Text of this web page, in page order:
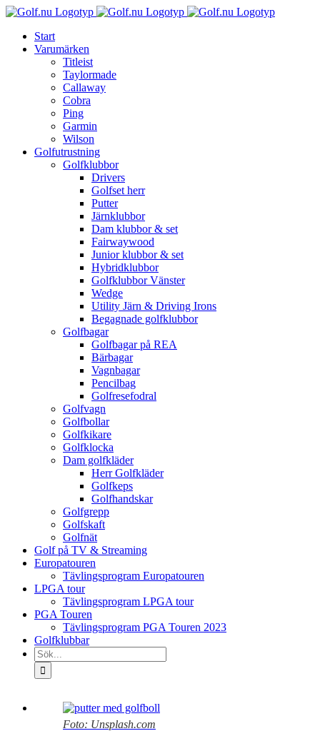
Fortsätt
innehållet
Start
Varumärken
Titleist
Taylormade
Callaway
Cobra
Ping
Garmin
Wilson
Golfutrustning
Golfklubbor
Drivers
Golfset herr
Putter
Järnklubbor
Dam klubbor & set
Fairwaywood
Junior klubbor & set
Hybridklubbor
Golfklubbor Vänster
Wedge
Utility Järn & Driving Irons
Begagnade golfklubbor
Golfbagar
Golfbagar på REA
Bärbagar
Vagnbagar
Pencilbag
Golfresefodral
Golfvagn
Golfbollar
Golfkikare
Golfklocka
Dam golfkläder
Herr Golfkläder
Golfkeps
Golfhandskar
Golfgrepp
Golfskaft
Golfnät
Golf på TV & Streaming
Europatouren
Tävlingsprogram Europatouren
LPGA tour
Tävlingsprogram LPGA tour
PGA Touren
Tävlingsprogram PGA Touren 2023
Golfklubbar
Sök
efter:
Foto: Unsplash.com